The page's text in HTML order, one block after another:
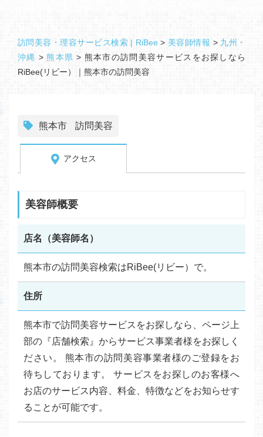
訪問美容・理容サービス検索 | RiBee > 美容師情報 > 九州・
沖縄 >熊本県 > 熊本市の訪問美容サービスをお探しなら
RiBee(リビー）｜熊本市の訪問美容
熊本市 訪問美容
アクセス
美容師概要
店名（美容師名）
熊本市の訪問美容検索はRiBee(リビー）で。
住所
熊本市で訪問美容サービスをお探しなら、ページ上
部の『店舗検索』からサービス事業者様をお探しく
ださい。 熊本市の訪問美容事業者様のご登録をお
待ちしております。 サービスをお探しのお客様へ
お店のサービス内容、料金、特徴などをお知らせす
ることが可能です。